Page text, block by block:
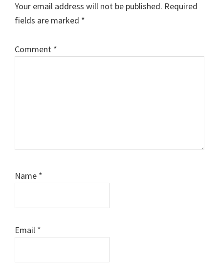
Your email address will not be published. Required
fields are marked *
Comment *
Name *
Email *